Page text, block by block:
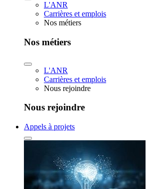
L'ANR
Carrières et emplois
Nos métiers
Nos métiers
L'ANR
Carrières et emplois
Nous rejoindre
Nous rejoindre
Appels à projets